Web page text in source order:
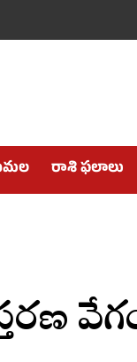
రాశి ఫలాలు